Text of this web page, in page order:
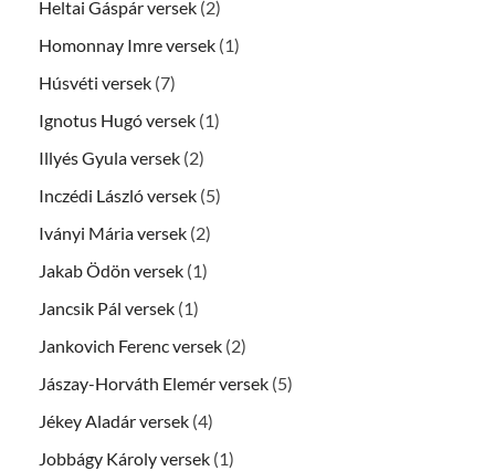
Heltai Gáspár versek (2)
Homonnay Imre versek (1)
Húsvéti versek (7)
Ignotus Hugó versek (1)
Illyés Gyula versek (2)
Inczédi László versek (5)
Iványi Mária versek (2)
Jakab Ödön versek (1)
Jancsik Pál versek (1)
Jankovich Ferenc versek (2)
Jászay-Horváth Elemér versek (5)
Jékey Aladár versek (4)
Jobbágy Károly versek (1)